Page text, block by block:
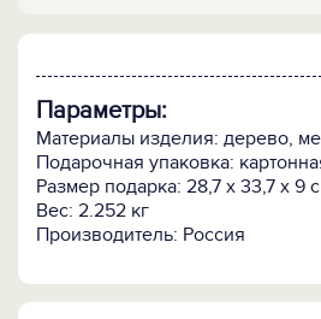
Параметры:
Материалы изделия: дерево,
Подарочная упаковка:
Размер подарка: 28,7 х 33,7 х 9
Вес: 2.252 кг
Производитель: Россия